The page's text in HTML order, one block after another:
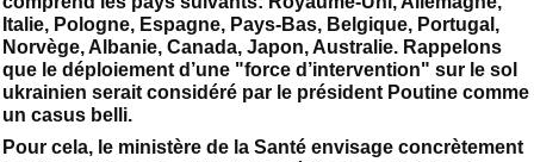
Italie, Pologne, Espagne, Pays-Bas, Belgique, Portugal,
Norvège, Albanie, Canada, Japon, Australie. Rappelons
que le déploiement d’une "force d’intervention" sur le sol
ukrainien serait considéré par le président Poutine comme
un casus belli.
Pour cela, le ministère de la Santé envisage concrètement